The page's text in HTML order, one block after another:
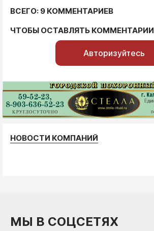
ВСЕГО: 9 КОММЕНТАРИЕВ
ЧТОБЫ ОСТАВЛЯТЬ КОММЕНТАРИИ
Авторизуйтесь
НОВОСТИ КОМПАНИЙ
МЫ В СОЦСЕТЯХ